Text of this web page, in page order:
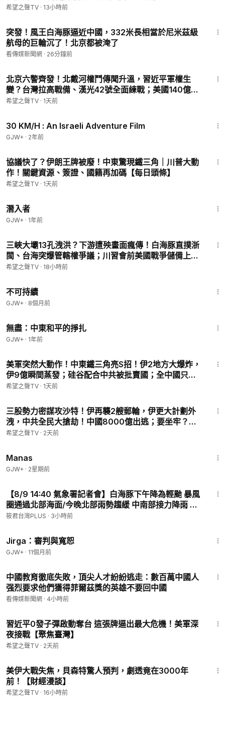
希望之聲TV · 13小時前
突發！風王白海豚逼近中國，332米長相當於尼米茲級
航母的巨輪沉了！北京都被淹了
看傳媒新聞網 · 26分鐘前
北京六警齊發！北戴河權鬥傳聞升溫，習近平軍權生
變？台灣拉高戰備、漢光42號全面練戰；美國140億軍
售壓上台海 【紅朝禁聞】
希望之聲TV · 1天前
30 KM/H : An Israeli Adventure Film
GJW+ · 2年前
協議快了？伊朗王牌被廢！中東驚現鐵三角｜川普大動
作！關鍵資源、簽證、國籍再加碼【每日頭條】
希望之聲TV · 1天前
潛入者
GJW+ · 1年前
三峽大壩13孔洩洪？下游遭殃畫面瘋傳！白海豚直撲浙
閩、台海突爆管轄權爭議；川習會前美國戰爭儲備上
桌，習近平17年福建舊地連環震，何立峰履歷交集浮現
希望之聲TV · 18小時前
不可持續
GJW+ · 8個月前
無盡：中東和平的掙扎
GJW+ · 1年前
美軍突然大動作！中東鐵三角亮S招！伊2地方大爆炸，
伊9億瞬間蒸發；硅谷配合中共被批賣國；全中國只抓
一個河南人！ 習被逼勸立儲下台？【北美新聞】
希望之聲TV · 1天前
三股勢力密謀攻沙特！伊再襲2艘郵輪，伊更大計劃外
洩，中共全民大搶劫！中國8000億出逃；要坐牢？福
西真慌了；川普發重磅政府令！誰敢來美生寶兒【北美
希望之聲TV · 2天前
Manas
GJW+ · 2星期前
【8/9 14:40 氣象署記者會】白海豚下午降為輕颱 暴風
圈通過北部海面/今晚北部雨勢趨緩 中南部接力降雨 海
警最快明晨解除
筱君台灣PLUS · 3小時前
Jirga：審判與寬恕
GJW+ · 11個月前
中國教育徹底失敗，頂尖人才紛紛逃走：數百萬中國人
强烈要求他們獲得菲爾茲獎的英雄不要回中國
看傳媒新聞網 · 4小時前
習近平0發子彈啟動奪台 這張牌逼出最大危機！美軍深
夜接戰【聚焦臺灣】
希望之聲TV · 2天前
美伊大戰失焦，貝森特驚人預判，劇透竟在3000年
前！【財經漫談】
希望之聲TV · 16小時前